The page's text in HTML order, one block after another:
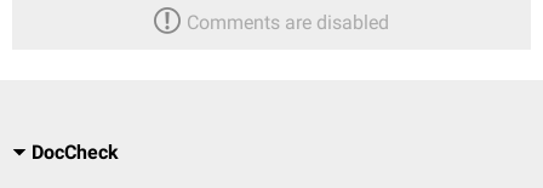
Comments are disabled
DocCheck